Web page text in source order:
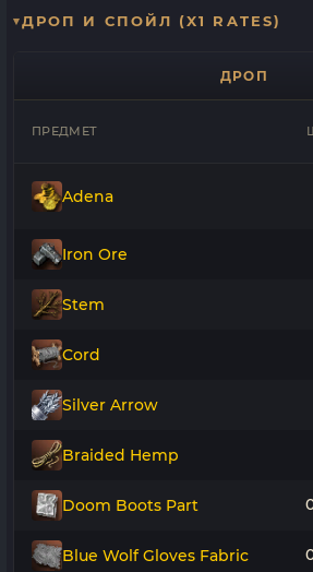
ДРОП И СПОЙЛ (X1 RATES)
ДРОП
ПРЕДМЕТ
Adena
Iron Ore
Stem
Cord
Silver Arrow
Braided Hemp
Doom Boots Part
Blue Wolf Gloves Fabric